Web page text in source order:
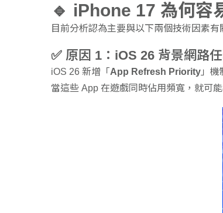
🔹 iPhone 17 為何容
目前分析認為主要與以下兩個技術因素有
✅ 原因 1：iOS 26 背景網路
iOS 26 新增「 App Refresh Priority 」
當這些 App 在遊戲同時佔用頻寬，就可